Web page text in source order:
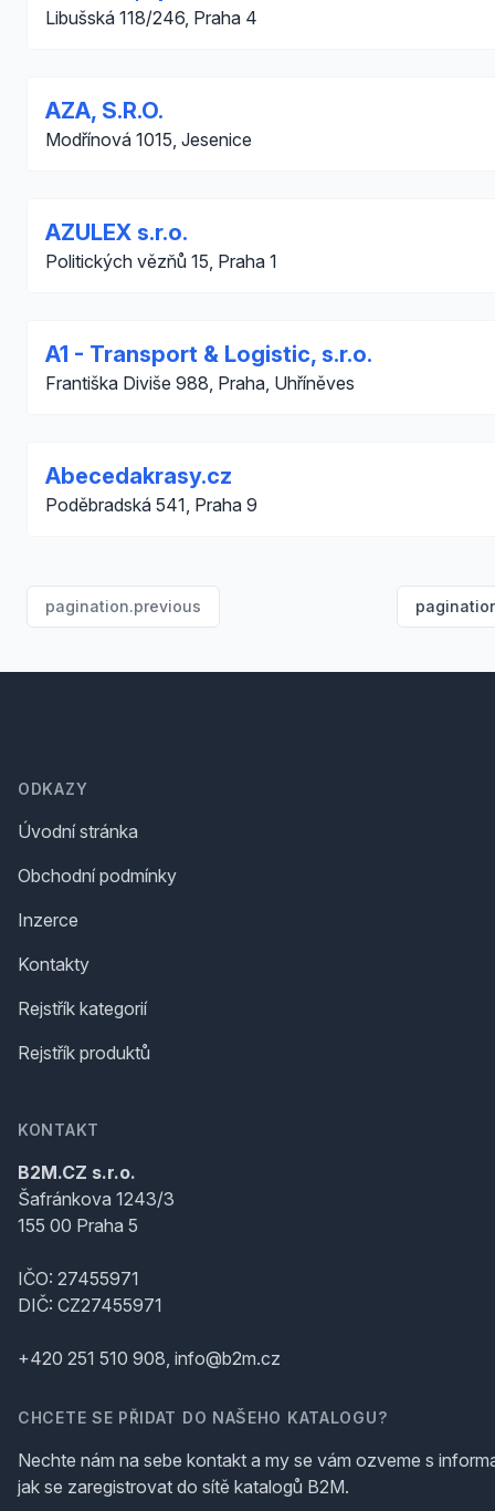
Libušská 118/246, Praha 4
AZA, S.R.O.
Modřínová 1015, Jesenice
AZULEX s.r.o.
Politických vězňů 15, Praha 1
A1 - Transport & Logistic, s.r.o.
Františka Diviše 988, Praha, Uhříněves
Abecedakrasy.cz
Poděbradská 541, Praha 9
pagination.previous
ODKAZY
Úvodní stránka
Obchodní podmínky
Inzerce
Kontakty
Rejstřík kategorií
Rejstřík produktů
KONTAKT
B2M.CZ s.r.o.
Šafránkova 1243/3
155 00 Praha 5
IČO: 27455971
DIČ: CZ27455971
+420 251 510 908, info@b2m.cz
CHCETE SE PŘIDAT DO NAŠEHO KATALOGU?
Nechte nám na sebe kontakt a my se vám ozveme s
jak se zaregistrovat do sítě katalogů B2M.